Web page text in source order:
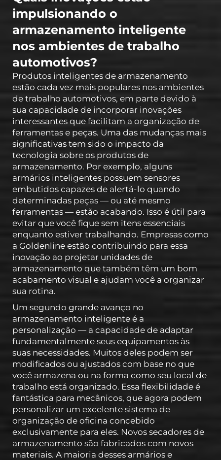
impulsionando o
armazenamento inteligente
nos ambientes de trabalho
automotivos?
Produtos inteligentes de armazenamento
estão cada vez mais populares nos ambientes
de trabalho automotivos, em parte devido à
sua capacidade de incorporar inovações
interessantes que facilitam a organização de
ferramentas e peças. Uma das mudanças mais
significativas tem sido o impacto da
tecnologia sobre os produtos de
armazenamento. Por exemplo, alguns
armários inteligentes possuem sensores
embutidos capazes de alertá-lo quando
determinadas peças — ou até mesmo
ferramentas — estão acabando. Isso é útil para
evitar que você fique sem itens essenciais
enquanto estiver trabalhando. Empresas como
a Goldenline estão contribuindo para essa
inovação ao projetar unidades de
armazenamento que também têm um bom
acabamento visual e ajudam você a organizar
sua rotina.
Um segundo grande avanço no
armazenamento inteligente é a
personalização — a capacidade de adaptar
fundamentalmente seus equipamentos às
suas necessidades. Muitos deles podem ser
modificados ou ajustados com base no que
você armazena ou na forma como seu local de
trabalho está organizado. Essa flexibilidade é
fantástica para mecânicos, que agora podem
personalizar um excelente sistema de
organização de oficina concebido
exclusivamente para eles. Novos secadores de
armazenamento são fabricados com novos
materiais. A maioria desses armários e